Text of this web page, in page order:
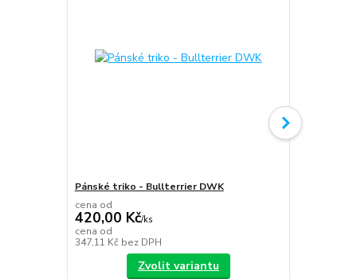
Pánské triko - Bullterrier DWK
cena od
420,00 Kč/ks
cena od
347,11 Kč bez DPH
Zvolit variantu